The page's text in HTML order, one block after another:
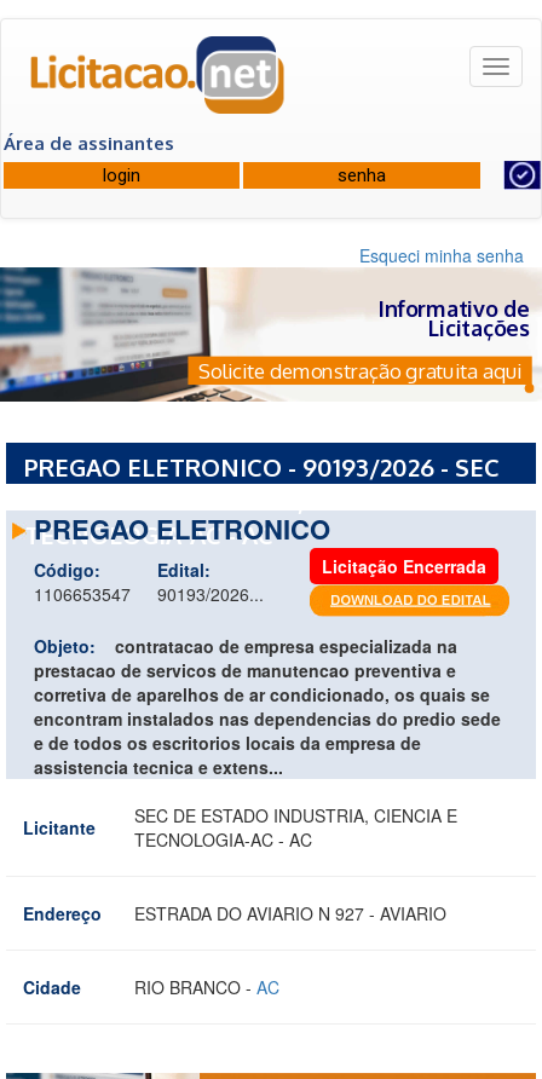
Área de assinantes
Esqueci minha senha
Informativo de
Licitações
Solicite demonstração gratuita aqui
PREGAO ELETRONICO - 90193/2026 - SEC
TECNOLOGIA-AC - AC
PREGAO ELETRONICO
Código:
1106653547
Edital:
90193/2026...
Licitação Encerrada
Objeto:
contratacao de empresa especializada na
prestacao de servicos de manutencao preventiva e
corretiva de aparelhos de ar condicionado, os quais se
encontram instalados nas dependencias do predio sede
e de todos os escritorios locais da empresa de
assistencia tecnica e extens...
Licitante
SEC DE ESTADO INDUSTRIA, CIENCIA E
TECNOLOGIA-AC - AC
Endereço ESTRADA DO AVIARIO N 927 - AVIARIO
Cidade RIO BRANCO - AC